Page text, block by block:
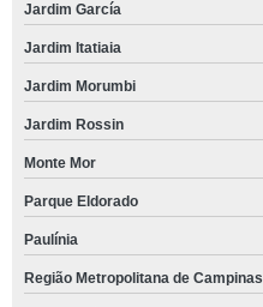
Jardim García
Jardim Itatiaia
Jardim Morumbi
Jardim Rossin
Monte Mor
Parque Eldorado
Paulínia
Região Metropolitana de Campinas